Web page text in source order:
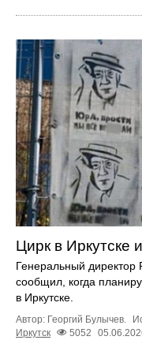
Цирк в Иркутске
Генеральный директор
сообщил, когда
в Иркутске.
Автор: Георгий Булычев.
Иркутск
5052